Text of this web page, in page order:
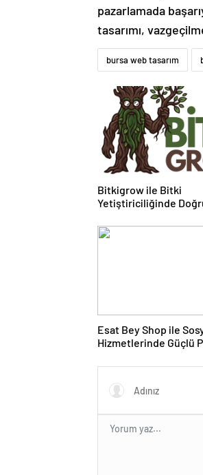
pazarlamada
tasarımı,
bursa web tasarım
Bitkigrow ile Bitki
Yetiştiriciliğinde
Esat Bey Shop ile
Hizmetlerinde Güçlü